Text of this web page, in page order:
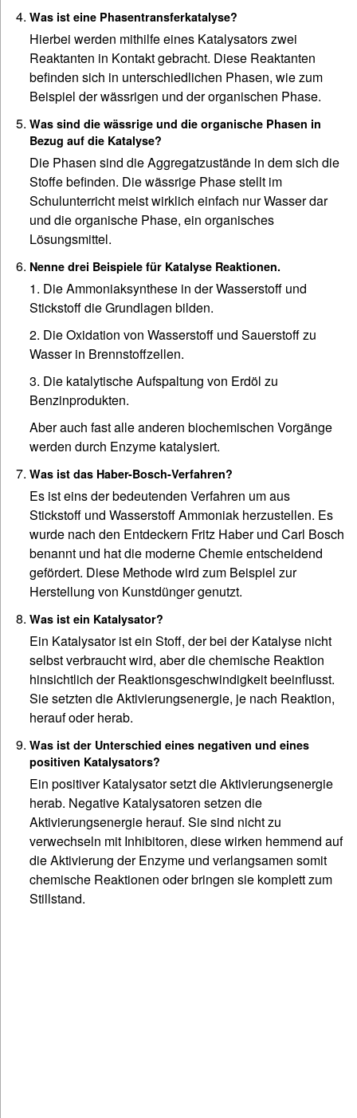
Was ist eine Phasentransferkatalyse?
Hierbei werden mithilfe eines Katalysators zwei
Reaktanten in Kontakt gebracht. Diese Reaktanten
befinden sich in unterschiedlichen Phasen, wie zum
Beispiel der wässrigen und der organischen Phase.
Was sind die wässrige und die organische Phasen in
Bezug auf die Katalyse?
Die Phasen sind die Aggregatzustände in dem sich die
Stoffe befinden. Die wässrige Phase stellt im
Schulunterricht meist wirklich einfach nur Wasser dar
und die organische Phase, ein organisches
Lösungsmittel.
Nenne drei Beispiele für Katalyse Reaktionen.
1. Die Ammoniaksynthese in der Wasserstoff und
Stickstoff die Grundlagen bilden.
2. Die Oxidation von Wasserstoff und Sauerstoff zu
Wasser in Brennstoffzellen.
3. Die katalytische Aufspaltung von Erdöl zu
Benzinprodukten.
Aber auch fast alle anderen biochemischen Vorgänge
werden durch Enzyme katalysiert.
Was ist das Haber-Bosch-Verfahren?
Es ist eins der bedeutenden Verfahren um aus
Stickstoff und Wasserstoff Ammoniak herzustellen. Es
wurde nach den Entdeckern Fritz Haber und Carl Bosch
benannt und hat die moderne Chemie entscheidend
gefördert. Diese Methode wird zum Beispiel zur
Herstellung von Kunstdünger genutzt.
Was ist ein Katalysator?
Ein Katalysator ist ein Stoff, der bei der Katalyse nicht
selbst verbraucht wird, aber die chemische Reaktion
hinsichtlich der Reaktionsgeschwindigkeit beeinflusst.
Sie setzten die Aktivierungsenergie, je nach Reaktion,
herauf oder herab.
Was ist der Unterschied eines negativen und eines
positiven Katalysators?
Ein positiver Katalysator setzt die Aktivierungsenergie
herab. Negative Katalysatoren setzen die
Aktivierungsenergie herauf. Sie sind nicht zu
verwechseln mit Inhibitoren, diese wirken hemmend auf
die Aktivierung der Enzyme und verlangsamen somit
chemische Reaktionen oder bringen sie komplett zum
Stillstand.